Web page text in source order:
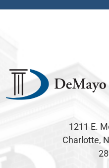
1211 E.
Charlotte,